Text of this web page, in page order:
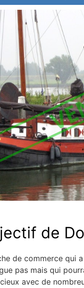
de
de commerce qui
pas mais qui
avec de